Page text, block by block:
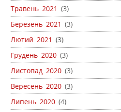
Травень 2021 (3)
Березень 2021 (3)
Лютий 2021 (3)
Грудень 2020 (3)
Листопад 2020 (3)
Вересень 2020 (3)
Липень 2020 (4)